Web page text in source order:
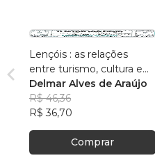
Lençóis : as relações
entre turismo, cultura e
ambiente
Delmar Alves de Araújo
R$ 46,36
R$ 36,70
Comprar